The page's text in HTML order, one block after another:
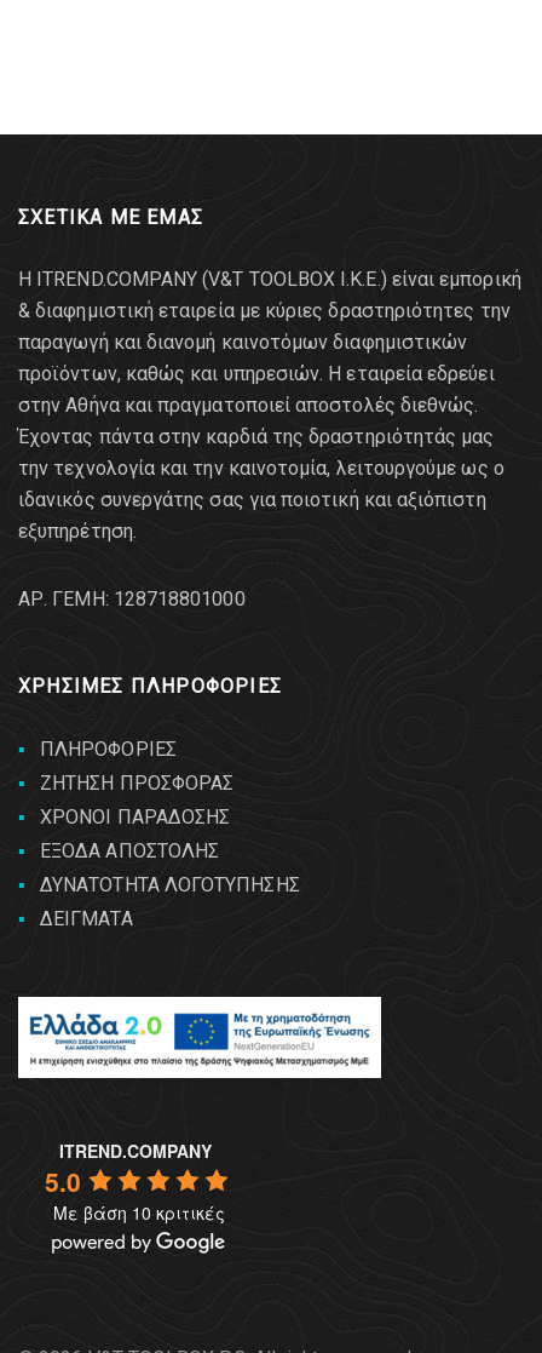
ΣΧΕΤΙΚΑ ΜΕ ΕΜΑΣ
Η ITREND.COMPANY (V&T TOOLBOX Ι.Κ.Ε.) είναι εμπορική
& διαφημιστική εταιρεία με κύριες δραστηριότητες την
παραγωγή και διανομή καινοτόμων διαφημιστικών
προϊόντων, καθώς και υπηρεσιών. Η εταιρεία εδρεύει
στην Αθήνα και πραγματοποιεί αποστολές διεθνώς.
Έχοντας πάντα στην καρδιά της δραστηριότητάς μας
την τεχνολογία και την καινοτομία, λειτουργούμε ως ο
ιδανικός συνεργάτης σας για ποιοτική και αξιόπιστη
εξυπηρέτηση.
AΡ. ΓΕΜΗ: 128718801000
ΧΡΗΣΙΜΕΣ ΠΛΗΡΟΦΟΡΙΕΣ
ΠΛΗΡΟΦΟΡΙΕΣ
ΖΗΤΗΣΗ ΠΡΟΣΦΟΡΑΣ
ΧΡΟΝΟΙ ΠΑΡΑΔΟΣΗΣ
ΕΞΟΔΑ ΑΠΟΣΤΟΛΗΣ
ΔΥΝΑΤΟΤΗΤΑ ΛΟΓΟΤΥΠΗΣΗΣ
ΔΕΙΓΜΑΤΑ
ITREND.COMPANY
5.0
Με βάση 10 κριτικές